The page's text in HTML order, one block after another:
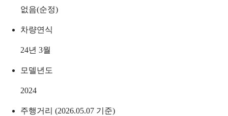
없음(순정)
차량연식
24년 3월
모델년도
2024
주행거리 (2026.05.07 기준)